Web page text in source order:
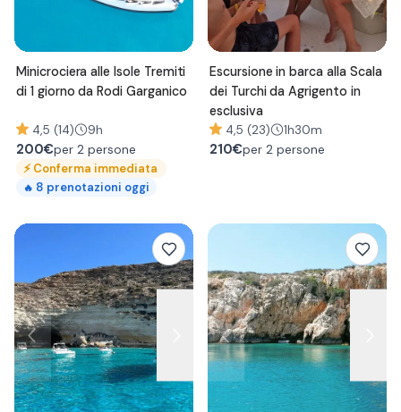
Minicrociera alle Isole Tremiti
di 1 giorno da Rodi Garganico
4,5 (14) 9h
200€per 2 persone
⚡Conferma immediata
🔥 8 prenotazioni oggi
Escursione in barca alla Scala
dei Turchi da Agrigento in
esclusiva
4,5 (23) 1h30m
210€per 2 persone